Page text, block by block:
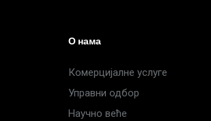
О нама
Комерцијалне услуге
Управни одбор
Научно веће